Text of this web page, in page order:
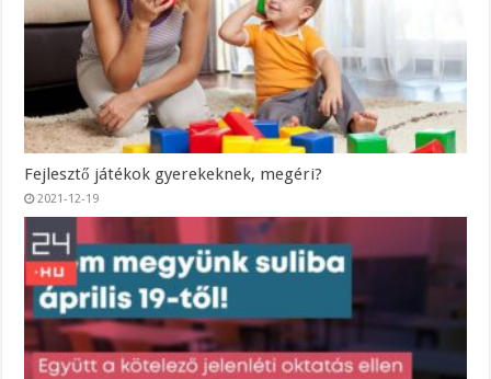
Fejlesztő játékok gyerekeknek, megéri?
2021-12-19